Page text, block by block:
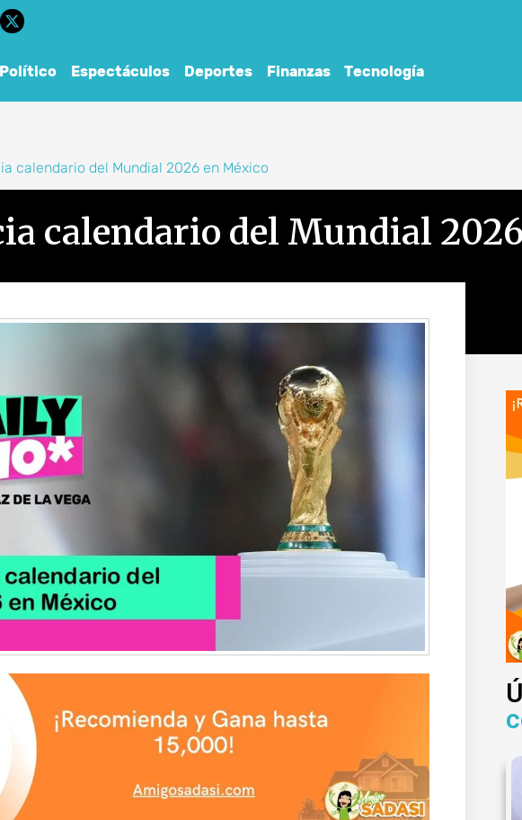
Espectáculos Deportes Finanzas Tecnología
calendario del Mundial 2026 en México
calendario del Mundial